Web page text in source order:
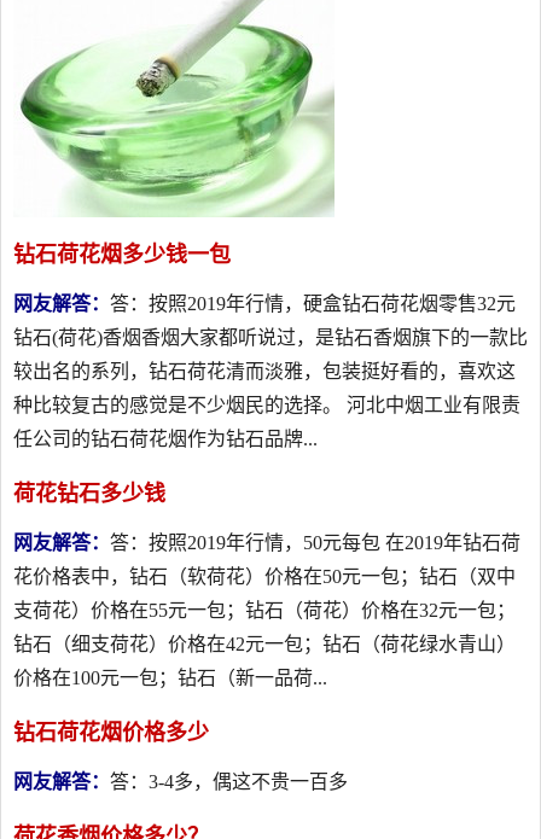
钻石荷花烟多少钱一包
网友解答： 答：按照2019年行情，硬盒钻石荷花烟零售32元
钻石(荷花)香烟香烟大家都听说过，是钻石香烟旗下的一款比
较出名的系列，钻石荷花清而淡雅，包装挺好看的，喜欢这
种比较复古的感觉是不少烟民的选择。 河北中烟工业有限责
任公司的钻石荷花烟作为钻石品牌...
荷花钻石多少钱
网友解答： 答：按照2019年行情，50元每包 在2019年钻石荷
花价格表中，钻石（软荷花）价格在50元一包；钻石（双中
支荷花）价格在55元一包；钻石（荷花）价格在32元一包；
钻石（细支荷花）价格在42元一包；钻石（荷花绿水青山）
价格在100元一包；钻石（新一品荷...
钻石荷花烟价格多少
网友解答： 答：3-4多，偶这不贵一百多